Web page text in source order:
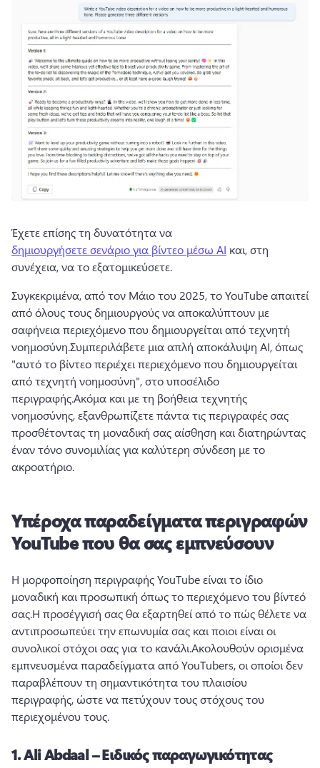
Έχετε επίσης τη δυνατότητα να
δημιουργήσετε σενάριο για βίντεο μέσω AI και, στη
συνέχεια, να το εξατομικεύσετε.
Συγκεκριμένα, από τον Μάιο του 2025, το YouTube απαιτεί
από όλους τους δημιουργούς να αποκαλύπτουν με
σαφήνεια περιεχόμενο που δημιουργείται από τεχνητή
νοημοσύνη.Συμπεριλάβετε μια απλή αποκάλυψη AI, όπως
"αυτό το βίντεο περιέχει περιεχόμενο που δημιουργείται
από τεχνητή νοημοσύνη", στο υποσέλιδο
περιγραφής.Ακόμα και με τη βοήθεια τεχνητής
νοημοσύνης, εξανθρωπίζετε πάντα τις περιγραφές σας
προσθέτοντας τη μοναδική σας αίσθηση και διατηρώντας
έναν τόνο συνομιλίας για καλύτερη σύνδεση με το
ακροατήριο.
Υπέροχα παραδείγματα περιγραφών
YouTube που θα σας εμπνεύσουν
Η μορφοποίηση περιγραφής YouTube είναι το ίδιο
μοναδική και προσωπική όπως το περιεχόμενο του βίντεό
σας.Η προσέγγισή σας θα εξαρτηθεί από το πώς θέλετε να
αντιπροσωπεύει την επωνυμία σας και ποιοι είναι οι
συνολικοί στόχοι σας για το κανάλι.Ακολουθούν ορισμένα
εμπνευσμένα παραδείγματα από YouTubers, οι οποίοι δεν
παραβλέπουν τη σημαντικότητα του πλαισίου
περιγραφής, ώστε να πετύχουν τους στόχους του
περιεχομένου τους.
1.Ali Abdaal – Ειδικός παραγωγικότητας